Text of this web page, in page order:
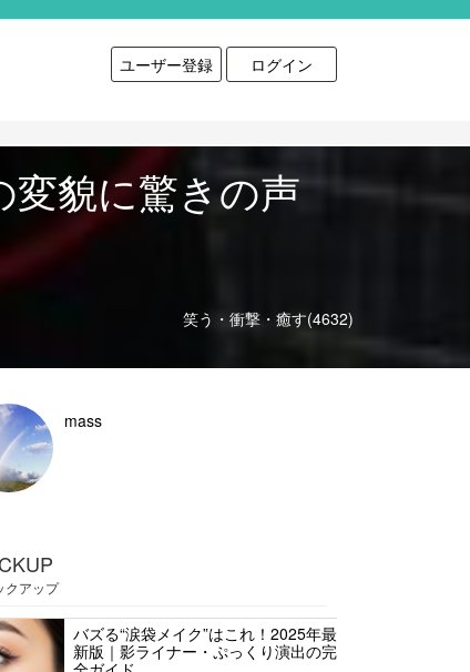
ユーザー登録 ログイン
変貌に驚きの声
笑う・衝撃・癒す(4632)
mass
クアップ
バズる“涙袋メイク”はこれ！2025年最
新版｜影ライナー・ぷっくり演出の完